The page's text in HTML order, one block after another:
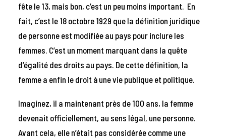
fête le 13, mais bon, c’est un peu moins important. En
fait, c’est le 18 octobre 1929 que la définition juridique
de personne est modifiée au pays pour inclure les
femmes. C’est un moment marquant dans la quête
d’égalité des droits au pays. De cette définition, la
femme a enfin le droit à une vie publique et politique.
Imaginez, il a maintenant près de 100 ans, la femme
devenait officiellement, au sens légal, une personne.
Avant cela, elle n’était pas considérée comme une